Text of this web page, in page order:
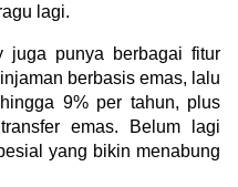
lagi.
juga punya berbagai fitur
berbasis emas, lalu
9% per tahun, plus
emas. Belum lagi
yang bikin menabung